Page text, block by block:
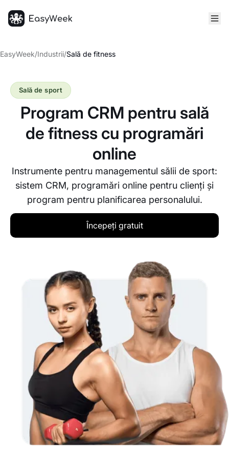
EasyWeek/Industrii/Sală de fitness
Program CRM pentru sală
de fitness cu programări
online
Instrumente pentru managementul sălii de sport:
sistem CRM, programări online pentru clienți și
program pentru planificarea personalului.
Sală de sport
Începeți gratuit